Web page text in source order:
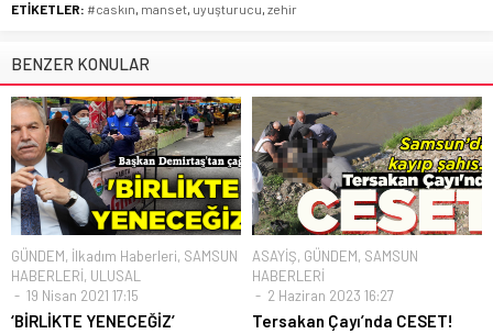
ETİKETLER: #caskın, manset, uyuşturucu, zehir
BENZER KONULAR
GÜNDEM, İlkadım Haberleri, SAMSUN
HABERLERİ, ULUSAL
19 Nisan 2021 17:15
‘BİRLİKTE YENECEĞİZ’
ASAYİŞ, GÜNDEM, SAMSUN
HABERLERİ
2 Haziran 2023 16:27
Tersakan Çayı’nda CESET!